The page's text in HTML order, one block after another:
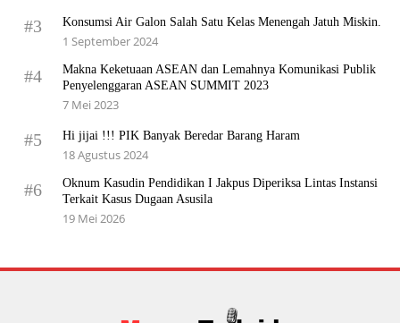
#3 Konsumsi Air Galon Salah Satu Kelas Menengah Jatuh Miskin.
1 September 2024
#4
Makna Keketuaan ASEAN dan Lemahnya Komunikasi Publik
Penyelenggaran ASEAN SUMMIT 2023
7 Mei 2023
#5 Hi jijai !!! PIK Banyak Beredar Barang Haram
18 Agustus 2024
#6
Oknum Kasudin Pendidikan I Jakpus Diperiksa Lintas Instansi
Terkait Kasus Dugaan Asusila
19 Mei 2026